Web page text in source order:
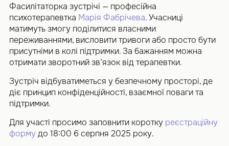
Фасилітаторка зустрічі — професійна
психотерапевтка Марія Фабрічева. Учасниці
матимуть змогу поділитися власними
переживаннями, висловити тривоги або просто бути
присутніми в колі підтримки. За бажанням можна
отримати зворотний зв’язок від терапевтки.
Зустріч відбуватиметься у безпечному просторі, де
діє принцип конфіденційності, взаємної поваги та
підтримки.
Для участі просимо заповнити коротку реєстраційну
формудо 18:00 6 серпня 2025 року.